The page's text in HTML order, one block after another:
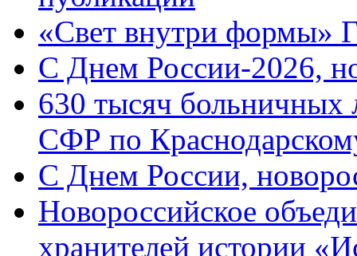
«Свет внутри формы»
C Днем России-2026,
630 тысяч больничных
СФР по
C Днем России,
Новороссийское
хранителей истории